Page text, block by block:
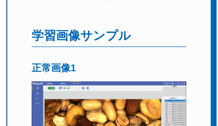
学習画像サンプル
正常画像1